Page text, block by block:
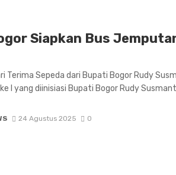
Siapkan Bus
Terima Sepeda dari Bupati Bogor Rudy
l yang diinisiasi Bupati Bogor Rudy
24 Agustus 2025 0